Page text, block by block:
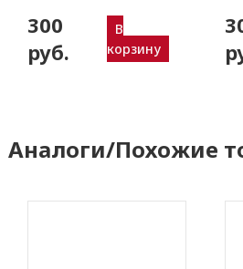
300
руб.
В
корзину
Аналоги/Похожие